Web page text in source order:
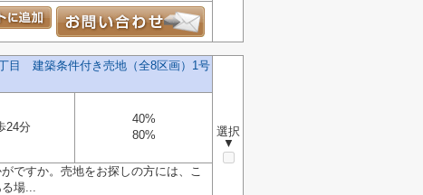
目 建築条件付き売地（全8区画）1号
選択
▼
24分
40%
80%
ですか。売地をお探しの方には、こ
場...